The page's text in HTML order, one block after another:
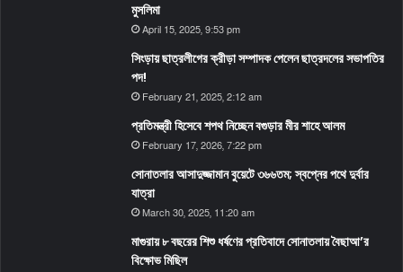
মুসলিমা
April 15, 2025, 9:53 pm
সিংড়ায় ছাত্রলীগের ক্রীড়া সম্পাদক পেলেন ছাত্রদলের সভাপতির
পদ!
February 21, 2025, 2:12 am
প্রতিমন্ত্রী হিসেবে শপথ নিচ্ছেন বগুড়ার মীর শাহে আলম
February 17, 2026, 7:22 pm
সোনাতলার আসাদুজ্জামান বুয়েটে ৩৬৬তম; স্বপ্নের পথে দুর্বার
যাত্রা
March 30, 2025, 11:20 am
মাগুরায় ৮ বছরের শিশু ধর্ষণের প্রতিবাদে সোনাতলায় বৈছাআ’র
বিক্ষোভ মিছিল